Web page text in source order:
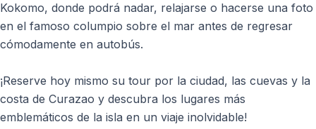
Kokomo, donde podrá nadar, relajarse o hacerse una foto
en el famoso columpio sobre el mar antes de regresar
cómodamente en autobús.
¡Reserve hoy mismo su tour por la ciudad, las cuevas y la
costa de Curazao y descubra los lugares más
emblemáticos de la isla en un viaje inolvidable!